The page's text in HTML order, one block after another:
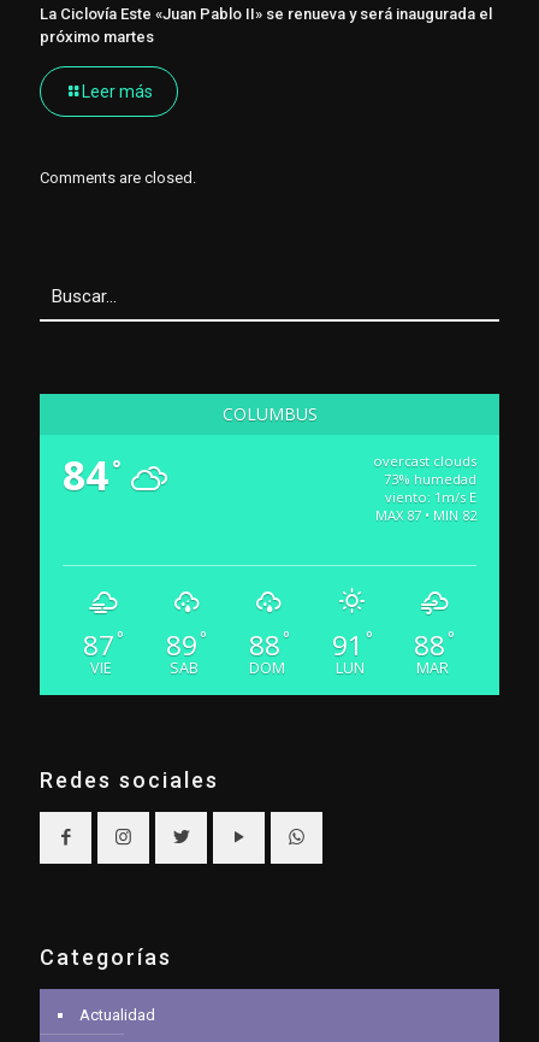
La Ciclovía Este «Juan Pablo II» se renueva y será inaugurada el
próximo martes
Leer más
Comments are closed.
COLUMBUS
84°
overcast clouds
73% humedad
viento: 1m/s E
MAX 87 • MIN 82
87 °
VIE
89 °
SAB
88 °
DOM
91 °
LUN
88 °
MAR
Redes sociales
Categorías
Actualidad